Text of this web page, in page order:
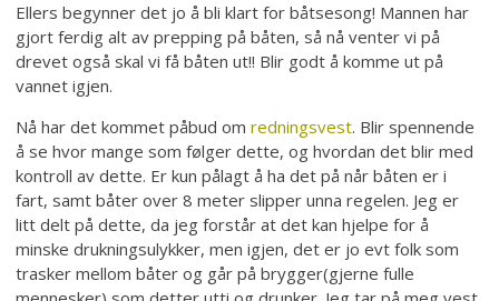
Ellers begynner det jo å bli klart for båtsesong! Mannen har
gjort ferdig alt av prepping på båten, så nå venter vi på
drevet også skal vi få båten ut!! Blir godt å komme ut på
vannet igjen.
Nå har det kommet påbud omredningsvest. Blir spennende
å se hvor mange som følger dette, og hvordan det blir med
kontroll av dette. Er kun pålagt å ha det på når båten er i
fart, samt båter over 8 meter slipper unna regelen. Jeg er
litt delt på dette, da jeg forstår at det kan hjelpe for å
minske drukningsulykker, men igjen, det er jo evt folk som
trasker mellom båter og går på brygger(gjerne fulle